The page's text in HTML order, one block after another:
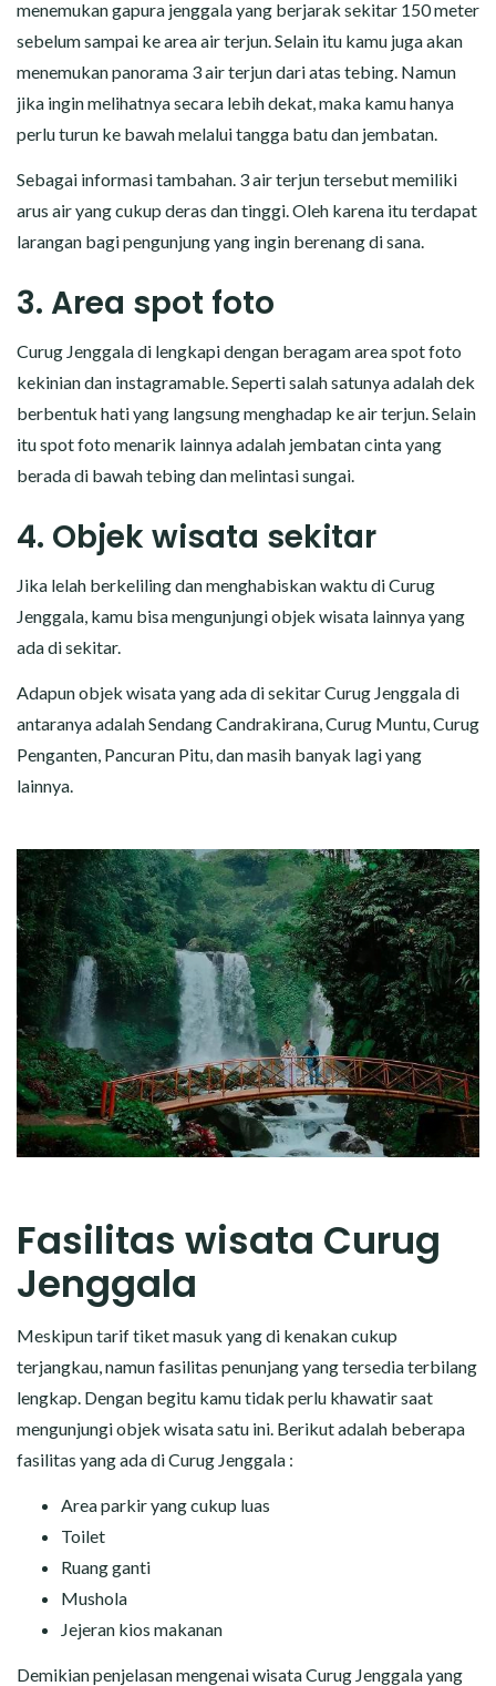
menemukan gapura jenggala yang berjarak sekitar 150 meter
sebelum sampai ke area air terjun. Selain itu kamu juga akan
menemukan panorama 3 air terjun dari atas tebing. Namun
jika ingin melihatnya secara lebih dekat, maka kamu hanya
perlu turun ke bawah melalui tangga batu dan jembatan.
Sebagai informasi tambahan. 3 air terjun tersebut memiliki
arus air yang cukup deras dan tinggi. Oleh karena itu terdapat
larangan bagi pengunjung yang ingin berenang di sana.
3. Area spot foto
Curug Jenggala di lengkapi dengan beragam area spot foto
kekinian dan instagramable. Seperti salah satunya adalah dek
berbentuk hati yang langsung menghadap ke air terjun. Selain
itu spot foto menarik lainnya adalah jembatan cinta yang
berada di bawah tebing dan melintasi sungai.
4. Objek wisata sekitar
Jika lelah berkeliling dan menghabiskan waktu di Curug
Jenggala, kamu bisa mengunjungi objek wisata lainnya yang
ada di sekitar.
Adapun objek wisata yang ada di sekitar Curug Jenggala di
antaranya adalah Sendang Candrakirana, Curug Muntu, Curug
Penganten, Pancuran Pitu, dan masih banyak lagi yang
lainnya.
Fasilitas wisata Curug
Jenggala
Meskipun tarif tiket masuk yang di kenakan cukup
terjangkau, namun fasilitas penunjang yang tersedia terbilang
lengkap. Dengan begitu kamu tidak perlu khawatir saat
mengunjungi objek wisata satu ini. Berikut adalah beberapa
fasilitas yang ada di Curug Jenggala :
Area parkir yang cukup luas
Toilet
Ruang ganti
Mushola
Jejeran kios makanan
Demikian penjelasan mengenai wisata Curug Jenggala yang